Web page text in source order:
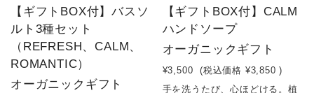
【ギフトBOX付】バスソ
ルト3種セット
（REFRESH、CALM、
ROMANTIC）
オーガニックギフト
【ギフトBOX付】CALM
ハンドソープ
オーガニックギフト
¥3,500 (税込価格 ¥3,850 )
手を洗うたび、心ほどける。植